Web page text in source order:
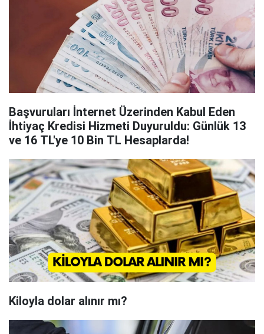
Başvuruları İnternet Üzerinden Kabul Eden
İhtiyaç Kredisi Hizmeti Duyuruldu: Günlük 13
ve 16 TL'ye 10 Bin TL Hesaplarda!
Kiloyla dolar alınır mı?